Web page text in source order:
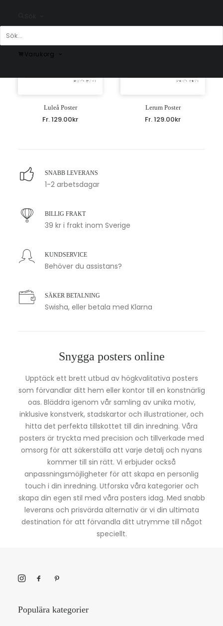
Varukorg
Luleå Poster
Fr.129.00kr
Lerum Poster
Fr.129.00kr
SNABB LEVERANS
1-2 arbetsdagar
BILLIG FRAKT
39 kr i frakt inom Sverige
KUNDSERVICE
Behöver du assistans?
SÄKER BETALNING
Swisha, eller betala med Klarna
Snygga posters online
Upptäck ett brett utbud av högkvalitativa posters
som förvandlar ditt hem eller kontor till en konstnärlig
oas. Bläddra igenom vår samling av unika motiv,
inklusive konstverk, stadskartor och illustrationer, och
hitta det perfekta tillskottet till din inredning. Våra
posters är tryckta med precision och tillverkade med
omsorg för att säkerställa att varje detalj och nyans
kommer till sin rätt. Vi erbjuder också
anpassningsmöjligheter för att skapa en personlig
touch i din inredning. Utforska våra kategorier och
skapa din egen stil med våra posters idag. Med snabb
leverans och prisvärda alternativ är vi din ultimata
destination för att förvandla ditt utrymme till något
speciellt.
Populära kategorier